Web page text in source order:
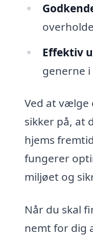
Effektiv
generne
Ved at vælge
sikker på, at
hjems
fungerer
miljøet og
Når du skal
nemt for dig